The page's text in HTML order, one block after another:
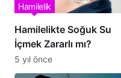
Hamilelikte Soğuk Su
İçmek Zararlı mı?
Hamilelik
5 yıl önce